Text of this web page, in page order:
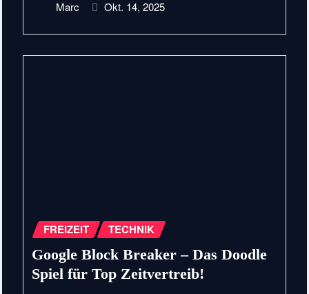
Marc Okt. 14, 2025
FREIZEIT TECHNIK
Google Block Breaker – Das Doodle
Spiel für Top Zeitvertreib!